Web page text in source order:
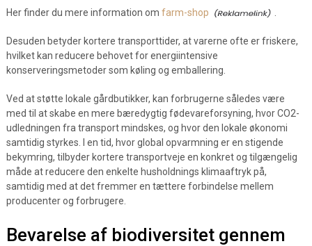
Her finder du mere information om farm-shop
Desuden betyder kortere transporttider, at varerne ofte er friskere,
hvilket kan reducere behovet for energiintensive
konserveringsmetoder som køling og emballering.
Ved at støtte lokale gårdbutikker, kan forbrugerne således være
med til at skabe en mere bæredygtig fødevareforsyning, hvor CO2-
udledningen fra transport mindskes, og hvor den lokale økonomi
samtidig styrkes. I en tid, hvor global opvarmning er en stigende
bekymring, tilbyder kortere transportveje en konkret og tilgængelig
måde at reducere den enkelte husholdnings klimaaftryk på,
samtidig med at det fremmer en tættere forbindelse mellem
producenter og forbrugere.
Bevarelse af biodiversitet gennem